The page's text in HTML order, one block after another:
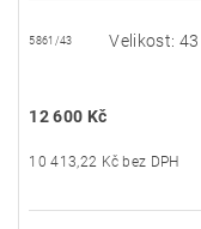
5861/43 Velikost: 43
12 600 Kč
10 413,22 Kč bez DPH